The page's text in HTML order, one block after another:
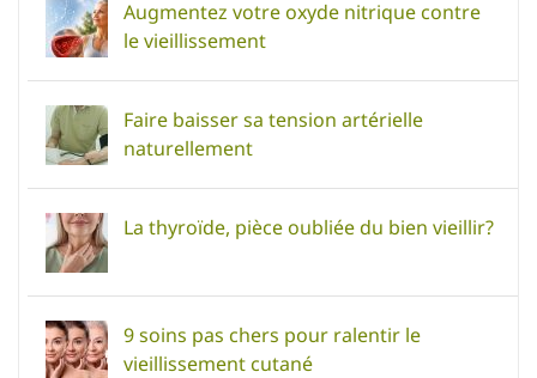
Augmentez votre oxyde nitrique contre
le vieillissement
Faire baisser sa tension artérielle
naturellement
La thyroïde, pièce oubliée du bien vieillir?
9 soins pas chers pour ralentir le
vieillissement cutané